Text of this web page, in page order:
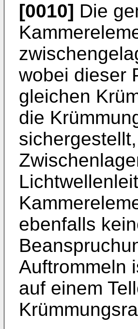
[0010] Die
wobei dieser
gleichen
die
ebenfalls
Auftrommeln
auf einem